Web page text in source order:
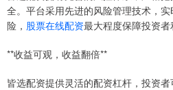
全。平台采用先进的风险管理技术，
险， 股票在线配资最大程度保障投资者
**收益可观，收益翻倍**
皆选配资提供灵活的配资杠杆，投资